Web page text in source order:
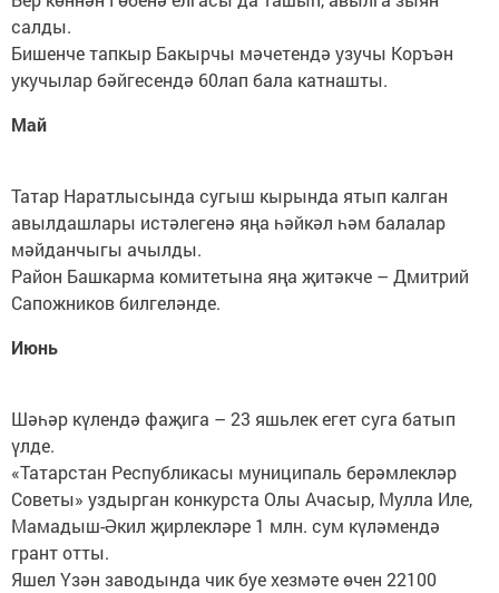
салды.
Бишенче тапкыр Бакырчы мәчетендә узучы Коръән
укучылар бәйгесендә 60лап бала катнашты.
Май
Татар Наратлысында сугыш кырында ятып калган
авылдашлары истәлегенә яңа һәйкәл һәм балалар
мәйданчыгы ачылды.
Район Башкарма комитетына яңа җитәкче – Дмит­рий
Сапожников билгеләнде.
Июнь
Шәһәр күлендә фаҗига – 23 яшьлек егет суга батып
үлде.
«Татарстан Республикасы муниципаль берәмлекләр
Советы» уздырган конкурста Олы Ачасыр, Мулла Иле,
Мамадыш-Әкил җирлекләре 1 млн. сум күләмендә
грант отты.
Яшел Үзән заводында чик буе хезмәте өчен 22100